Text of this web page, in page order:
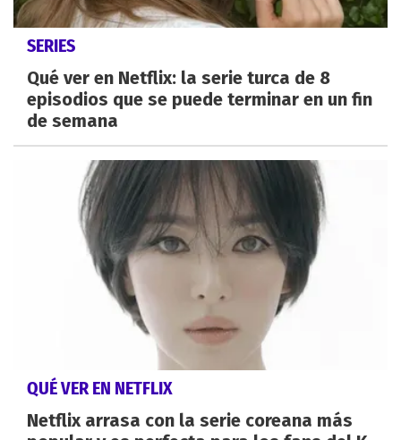
SERIES
Qué ver en Netflix: la serie turca de 8
episodios que se puede terminar en un fin
de semana
QUÉ VER EN NETFLIX
Netflix arrasa con la serie coreana más